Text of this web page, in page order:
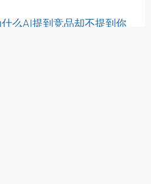
么AI提到竞品却不提到你